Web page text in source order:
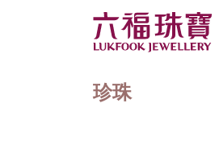
珍珠